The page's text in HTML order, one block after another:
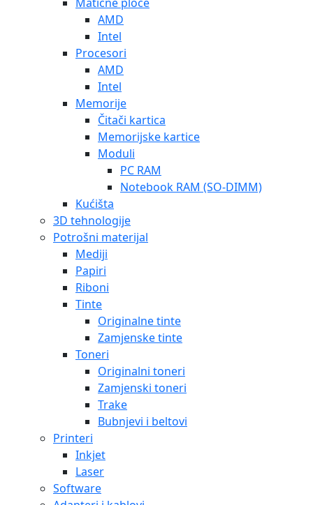
AMD
Intel
Procesori
AMD
Intel
Memorije
Čitači kartica
Memorijske kartice
Moduli
PC RAM
Notebook RAM (SO-DIMM)
Kućišta
3D tehnologije
Potrošni materijal
Mediji
Papiri
Riboni
Tinte
Originalne tinte
Zamjenske tinte
Toneri
Originalni toneri
Zamjenski toneri
Trake
Bubnjevi i beltovi
Printeri
Inkjet
Laser
Software